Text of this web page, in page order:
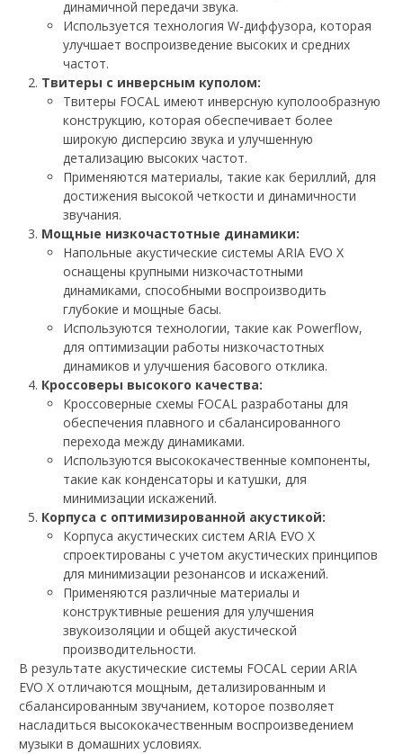
динамичной передачи звука.
Используется технология W-диффузора, которая
улучшает воспроизведение высоких и средних
частот.
Твитеры с инверсным куполом:
Твитеры FOCAL имеют инверсную куполообразную
конструкцию, которая обеспечивает более
широкую дисперсию звука и улучшенную
детализацию высоких частот.
Применяются материалы, такие как бериллий, для
достижения высокой четкости и динамичности
звучания.
Мощные низкочастотные динамики:
Напольные акустические системы ARIA EVO X
оснащены крупными низкочастотными
динамиками, способными воспроизводить
глубокие и мощные басы.
Используются технологии, такие как Powerflow,
для оптимизации работы низкочастотных
динамиков и улучшения басового отклика.
Кроссоверы высокого качества:
Кроссоверные схемы FOCAL разработаны для
обеспечения плавного и сбалансированного
перехода между динамиками.
Используются высококачественные компоненты,
такие как конденсаторы и катушки, для
минимизации искажений.
Корпуса с оптимизированной акустикой:
Корпуса акустических систем ARIA EVO X
спроектированы с учетом акустических принципов
для минимизации резонансов и искажений.
Применяются различные материалы и
конструктивные решения для улучшения
звукоизоляции и общей акустической
производительности.
В результате акустические системы FOCAL серии ARIA
EVO X отличаются мощным, детализированным и
сбалансированным звучанием, которое позволяет
насладиться высококачественным воспроизведением
музыки в домашних условиях.